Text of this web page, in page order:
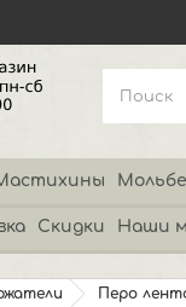
Скидки Наши
Перо